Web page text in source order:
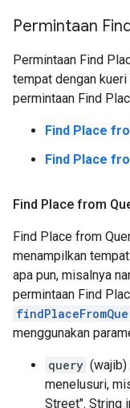
Permintaan
Permintaan Find
tempat dengan
permintaan Find
Find Place
Find Place
Find Place from
Find Place from
menampilkan
apa pun, misalnya
permintaan Find
menggunakan
query (wajib)
menelusuri,
Street". String